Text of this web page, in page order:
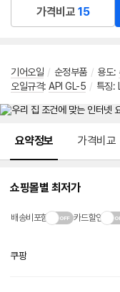
가격비교 15
기어오일 / 순정부품 / 용도:
오일규격: API GL-5 / 특징:
요약정보 가격비교
쇼핑몰별 최저가
배송비포함 카드할인
쿠팡